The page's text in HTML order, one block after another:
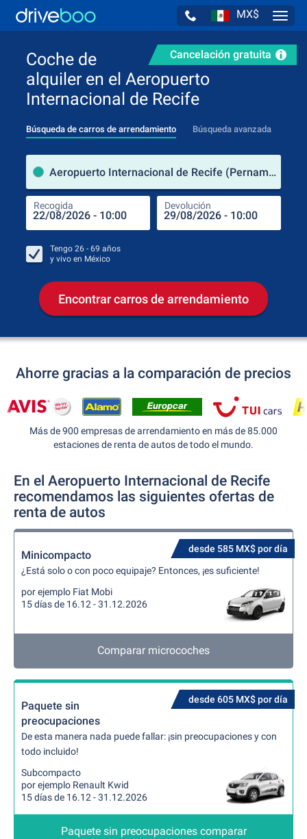
MX$
Cancelación gratuita
Coche de
alquiler en el Aeropuerto
Internacional de Recife
Búsqueda de carros de arrendamiento Búsqueda avanzada
Aeropuerto Internacional de Recife (Pernambuco / Brasil)
Recogida Devolución
Tengo 26 - 69 años
y vivo en México
Encontrar carros de arrendamiento
Ahorre gracias a la comparación de precios
Más de 900 empresas de arrendamiento en más de 85.000
estaciones de renta de autos de todo el mundo.
En el Aeropuerto Internacional de Recife
recomendamos las siguientes ofertas de
renta de autos
desde 585 MX$ por día
Minicompacto
¿Está solo o con poco equipaje? Entonces, ¡es suficiente!
por ejemplo Fiat Mobi
15 días de 16.12 - 31.12.2026
Comparar microcoches
desde 605 MX$ por día
Paquete sin
preocupaciones
De esta manera nada puede fallar: ¡sin preocupaciones y con
todo incluido!
Subcompacto
por ejemplo Renault Kwid
15 días de 16.12 - 31.12.2026
Paquete sin preocupaciones comparar